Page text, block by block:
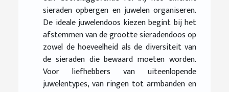
sieraden opbergen en juwelen organiseren.
De ideale juwelendoos kiezen begint bij het
afstemmen van de grootte sieradendoos op
zowel de hoeveelheid als de diversiteit van
de sieraden die bewaard moeten worden.
Voor liefhebbers van uiteenlopende
juwelentypes, van ringen tot armbanden en